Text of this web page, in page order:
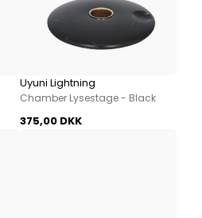
Uyuni Lightning
Chamber Lysestage - Black
375,00 DKK